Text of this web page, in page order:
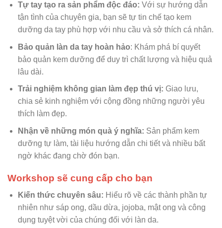
Tự tay tạo ra sản phẩm độc đáo: Với sự hướng dẫn
tận tình của chuyên gia, bạn sẽ tự tin chế tạo kem
dưỡng da tay phù hợp với nhu cầu và sở thích cá nhân.
Bảo quản làn da tay hoàn hảo: Khám phá bí quyết
bảo quản kem dưỡng để duy trì chất lượng và hiệu quả
lâu dài.
Trải nghiệm không gian làm đẹp thú vị: Giao lưu,
chia sẻ kinh nghiệm với cộng đồng những người yêu
thích làm đẹp.
Nhận về những món quà ý nghĩa: Sản phẩm kem
dưỡng tự làm, tài liệu hướng dẫn chi tiết và nhiều bất
ngờ khác đang chờ đón bạn.
Workshop sẽ cung cấp cho bạn
Kiến thức chuyên sâu: Hiểu rõ về các thành phần tự
nhiên như sáp ong, dầu dừa, jojoba, mật ong và công
dụng tuyệt vời của chúng đối với làn da.